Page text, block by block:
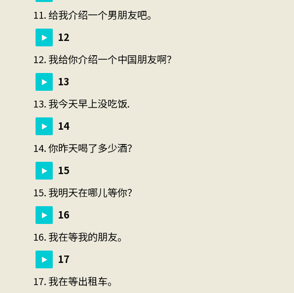
11. 给我介绍一个男朋友吧。
12
12. 我给你介绍一个中国朋友啊？
13
13. 我今天早上没吃饭.
14
14. 你昨天喝了多少酒？
15
15. 我明天在哪儿等你？
16
16. 我在等我的朋友。
17
17. 我在等出租车。